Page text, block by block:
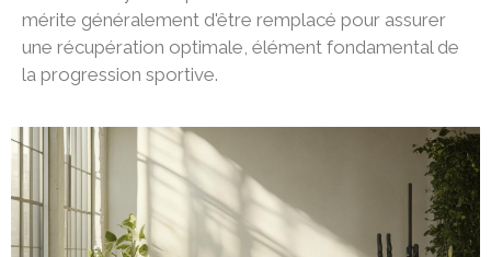
mérite généralement d'être remplacé pour assurer
une récupération optimale, élément fondamental de
la progression sportive.